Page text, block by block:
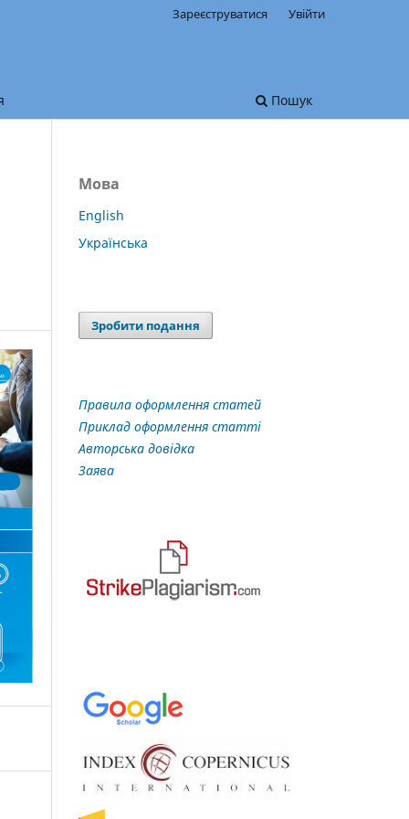
Пошук
Зареєструватися Увійти
Мова
English
Українська
Зробити подання
Правила оформлення статей
Приклад оформлення статті
Авторська довідка
Заява